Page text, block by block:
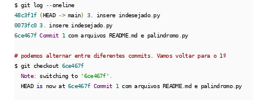
$ git log --
oneline
48c3f1f (HEAD -> main) 3. insere indesejado.
py
0073fc0 3. insere indesejado.
py
6ce467f Commit 1 com arquivos README.md e palindromo. py
# podemos alternar entre diferentes commits. Vamos voltar para o 1º
$ git checkout 6ce467f
Note: switching to '6ce467f'
  HEAD
is now at 6ce467f Commit 1 com arquivos README.md e palindromo. py